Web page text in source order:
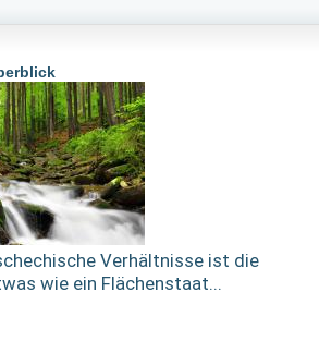
Verhältnisse ist die
wie ein Flächenstaat...